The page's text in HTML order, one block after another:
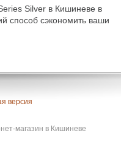
Silver в Кишиневе в
способ сэкономить ваши
версия
магазин в Кишиневе